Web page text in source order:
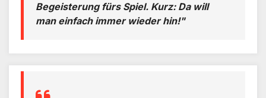
Begeisterung fürs Spiel. Kurz: Da will
man einfach immer wieder hin!"